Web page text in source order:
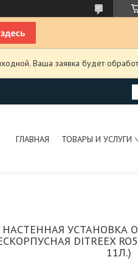
Ваша заявка будет
ГЛАВНАЯ ТОВАРЫ И УСЛУГИ
НАСТЕННАЯ УСТАНОВКА
DITREEX
11Л.)